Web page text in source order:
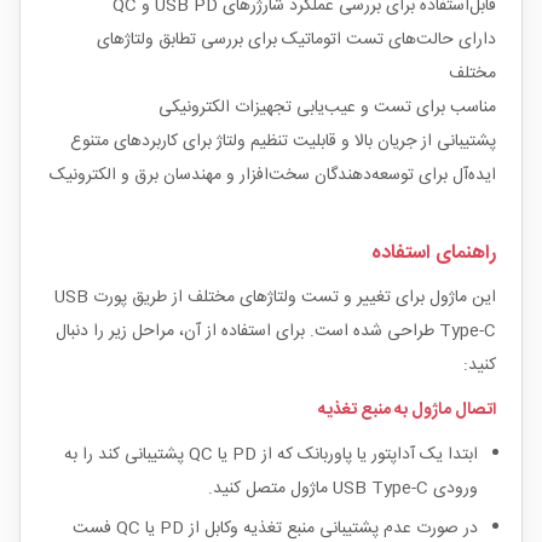
دارای حالت‌های تست اتوماتیک برای بررسی تطابق ولتاژهای
مختلف
مناسب برای تست و عیب‌یابی تجهیزات الکترونیکی
پشتیبانی از جریان بالا و قابلیت تنظیم ولتاژ برای کاربردهای متنوع
ایده‌آل برای توسعه‌دهندگان سخت‌افزار و مهندسان برق و الکترونیک
راهنمای استفاده
این ماژول برای تغییر و تست ولتاژهای مختلف از طریق پورت USB
Type-C طراحی شده است. برای استفاده از آن، مراحل زیر را دنبال
کنید:
اتصال ماژول به منبع تغذیه
ابتدا یک آداپتور یا پاوربانک که از PD یا QC پشتیبانی کند را به
ورودی USB Type-C ماژول متصل کنید.
در صورت عدم پشتیبانی منبع تغذیه وکابل از PD یا QC فست